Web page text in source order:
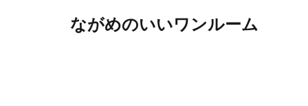
ながめのいいワンルーム